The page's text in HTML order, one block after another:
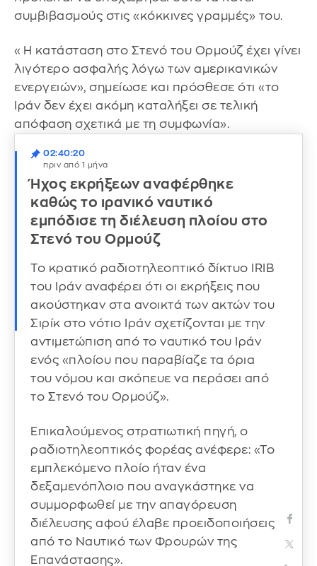
συμβιβασμούς στις «κόκκινες γραμμές» του.
«Η κατάσταση στο Στενό του Ορμούζ έχει γίνει
λιγότερο ασφαλής λόγω των αμερικανικών
ενεργειών», σημείωσε και πρόσθεσε ότι «το
Ιράν δεν έχει ακόμη καταλήξει σε τελική
απόφαση σχετικά με τη συμφωνία».
02:40:20
πριν από 1 μήνα
Ήχος εκρήξεων αναφέρθηκε
καθώς το ιρανικό ναυτικό
εμπόδισε τη διέλευση πλοίου στο
Στενό του Ορμούζ
Το κρατικό ραδιοτηλεοπτικό δίκτυο IRIB
του Ιράν αναφέρει ότι οι εκρήξεις που
ακούστηκαν στα ανοικτά των ακτών του
Σιρίκ στο νότιο Ιράν σχετίζονται με την
αντιμετώπιση από το ναυτικό του Ιράν
ενός «πλοίου που παραβίαζε τα όρια
του νόμου και σκόπευε να περάσει από
το Στενό του Ορμούζ».
Επικαλούμενος στρατιωτική πηγή, ο
ραδιοτηλεοπτικός φορέας ανέφερε: «Το
εμπλεκόμενο πλοίο ήταν ένα
δεξαμενόπλοιο που αναγκάστηκε να
συμμορφωθεί με την απαγόρευση
διέλευσης αφού έλαβε προειδοποιήσεις
από το Ναυτικό των Φρουρών της
Επανάστασης».